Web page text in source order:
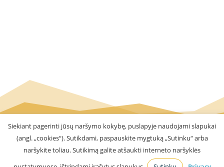
Visos teisės saugomos © 2016 - 2026 VšĮ Kauno
Siekiant pagerinti jūsų naršymo kokybę, puslapyje naudojami slapukai
(angl. „cookies“). Sutikdami, paspauskite mygtuką „Sutinku“ arba
naršykite toliau. Sutikimą galite atšaukti interneto naršyklės